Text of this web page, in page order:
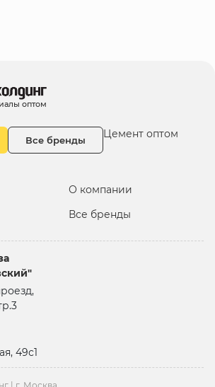
востребованных на всех
и ремонта:
укрывистостью и лёгким
краски —
устойчивы к выцветанию,
составы — для бетона,
кирпича, дерева и штукатурки;
и глянцевые — под
краски — устойчивы к
для кухонь, санузлов,
и антигрибковые добавки —
базы — под любую палитру
NCS);
различного объёма — от 1 кг до
фасовке для оптовиков и
оптом
Все бренды Цемент оптом
О компании
Все бренды
49с1